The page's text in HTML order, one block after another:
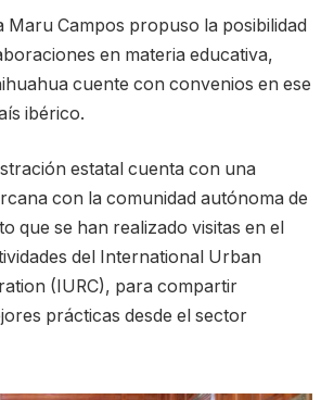
Maru Campos propuso la posibilidad
en materia educativa,
cuente con convenios en ese
ibérico.
estatal cuenta con una
con la comunidad autónoma de
que se han realizado visitas en el
del International Urban
(IURC), para compartir
prácticas desde el sector